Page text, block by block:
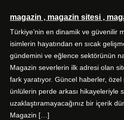
magazin , magazin sitesi ,
Türkiye’nin en dinamik ve güvenilir
isimlerin hayatından en sıcak
gündemini ve eğlence sektörünün
Magazin severlerin ilk adresi olan
fark yaratıyor. Güncel haberler,
ünlülerin perde arkası hikayeleriyle
uzaklaştıramayacağınız bir içerik
Magazin […]